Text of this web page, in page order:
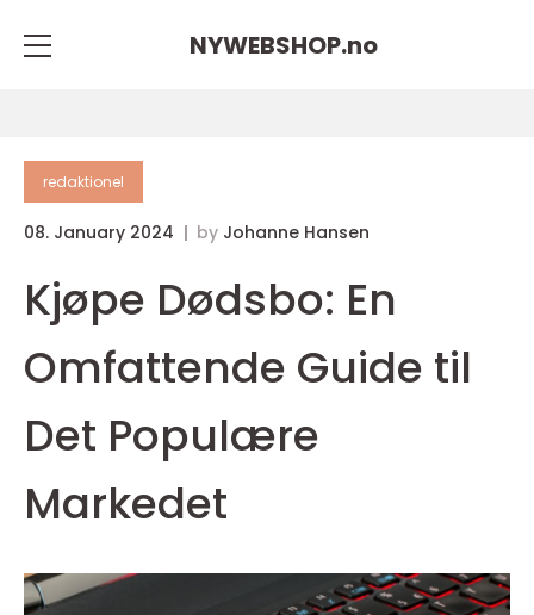
NYWEBSHOP.no
redaktionel
08. January 2024 by Johanne Hansen
Kjøpe Dødsbo: En
Omfattende Guide til
Det Populære
Markedet